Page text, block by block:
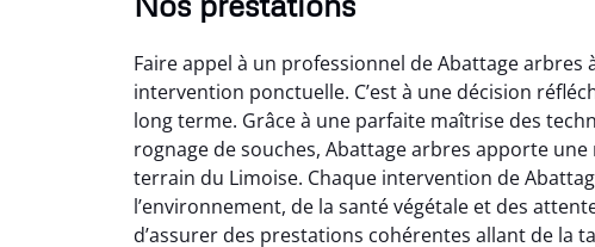
Faire appel à un professionnel de Abattage arbres
intervention ponctuelle. C’est à une décision
long terme. Grâce à une parfaite maîtrise des
rognage de souches, Abattage arbres apporte
terrain du Limoise. Chaque intervention de
l’environnement, de la santé végétale et des
d’assurer des prestations cohérentes allant de la
Soraya